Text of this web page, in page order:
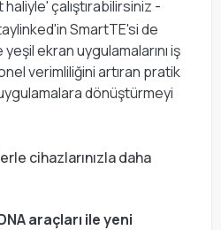
haliyle' çalıştırabilirsiniz -
SmartTE'si de
ekran uygulamalarını iş
verimliliğini artıran pratik
dönüştürmeyi
cihazlarınızla daha
araçları ile yeni